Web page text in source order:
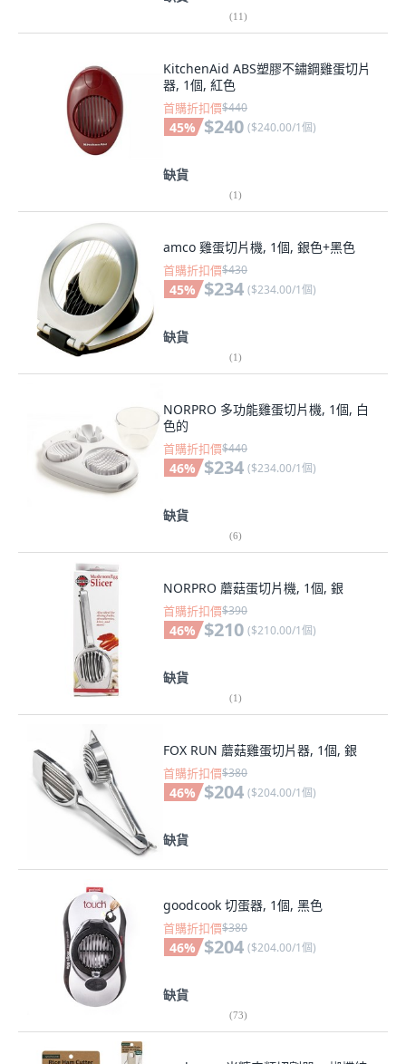
(11)
KitchenAid ABS塑膠不鏽鋼雞蛋切片
器, 1個, 紅色
首購折扣價$440
45% $240 ($240.00/1個)
缺貨
(1)
amco 雞蛋切片機, 1個, 銀色+黑色
首購折扣價$430
45% $234 ($234.00/1個)
缺貨
(1)
NORPRO 多功能雞蛋切片機, 1個, 白
色的
首購折扣價$440
46% $234 ($234.00/1個)
缺貨
(6)
NORPRO 蘑菇蛋切片機, 1個, 銀
首購折扣價$390
46% $210 ($210.00/1個)
缺貨
(1)
FOX RUN 蘑菇雞蛋切片器, 1個, 銀
首購折扣價$380
46% $204 ($204.00/1個)
缺貨
goodcook 切蛋器, 1個, 黑色
首購折扣價$380
46% $204 ($204.00/1個)
缺貨
(73)